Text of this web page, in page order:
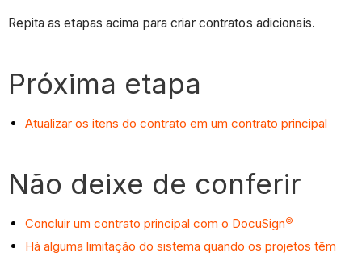
Repita as etapas acima para criar contratos adicionais.
Próxima etapa
Atualizar os itens do contrato em um contrato principal
Não deixe de conferir
Concluir um contrato principal com o DocuSign©
Há alguma limitação do sistema quando os projetos têm